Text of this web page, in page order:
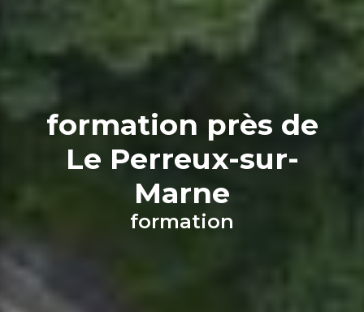
formation près de
Le Perreux-sur-
Marne
formation